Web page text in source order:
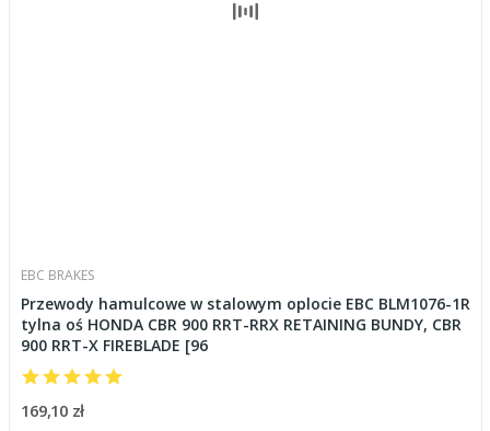
EBC BRAKES
Przewody hamulcowe w stalowym oplocie EBC BLM1076-1R
tylna oś HONDA CBR 900 RRT-RRX RETAINING BUNDY, CBR
900 RRT-X FIREBLADE [96
169,10 zł